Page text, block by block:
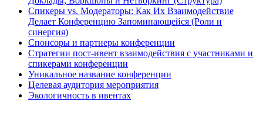
Спикеры vs. Модераторы: Как Их Взаимодействие
Делает Конференцию Запоминающейся (Роли и
синергия)
Спонсоры и партнеры конференции
Стратегии пост-ивент взаимодействия с участниками и
спикерами конференции
Уникальное название конференции
Целевая аудитория мероприятия
Экологичность в ивентах